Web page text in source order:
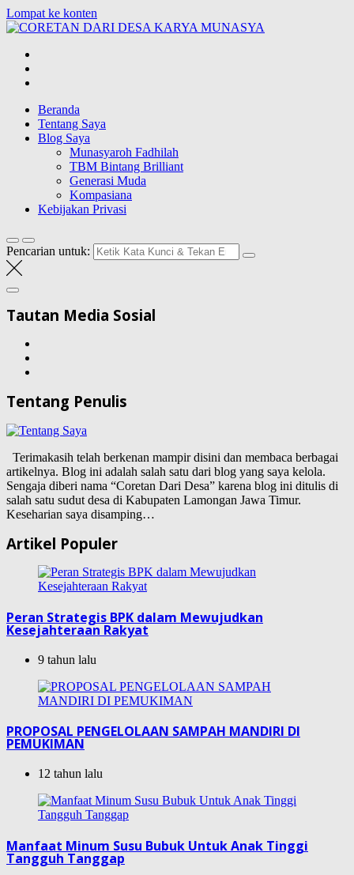
Lompat ke konten
Blog Wong Ndeso yang ingin berbagi berbagai hal di sekitarnya
Beranda
Tentang Saya
Blog Saya
Munasyaroh Fadhilah
TBM Bintang Brilliant
Generasi Muda
Kompasiana
Kebijakan Privasi
Pencarian untuk:
Tautan Media Sosial
Tentang Penulis
Terimakasih telah berkenan mampir disini dan membaca berbagai
artikelnya. Blog ini adalah salah satu dari blog yang saya kelola.
Sengaja diberi nama “Coretan Dari Desa” karena blog ini ditulis di
salah satu sudut desa di Kabupaten Lamongan Jawa Timur.
Keseharian saya disamping…
Artikel Populer
Peran Strategis BPK dalam Mewujudkan
Kesejahteraan Rakyat
9 tahun lalu
PROPOSAL PENGELOLAAN SAMPAH MANDIRI DI
PEMUKIMAN
12 tahun lalu
Manfaat Minum Susu Bubuk Untuk Anak Tinggi
Tangguh Tanggap